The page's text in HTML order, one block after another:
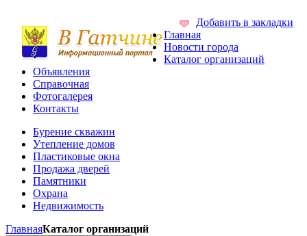
Добавить в закладки
Главная
Новости города
Каталог организаций
Объявления
Справочная
Фотогалерея
Контакты
Бурение скважин
Утепление домов
Пластиковые окна
Продажа дверей
Памятники
Охрана
Недвижимость
ГлавнаяКаталог организаций